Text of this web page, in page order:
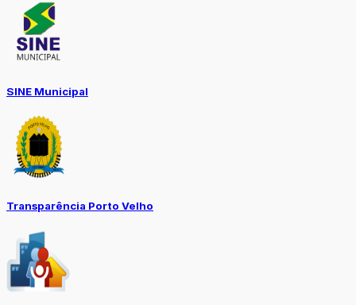
SINE Municipal
Transparência Porto Velho